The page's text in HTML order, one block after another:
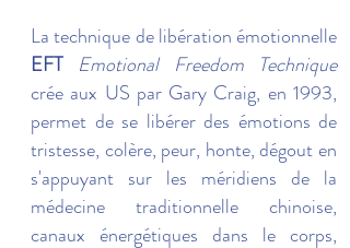
La technique de libération émotionnelle
EFT Emotional Freedom Technique
crée aux US par Gary Craig, en 1993,
permet de se libérer des émotions de
tristesse, colère, peur, honte, dégout en
s'appuyant sur les méridiens de la
médecine traditionnelle chinoise,
canaux énergétiques dans le corps,